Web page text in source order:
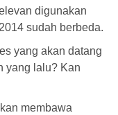
digunakan
sudah berbeda.
yang akan datang
yang lalu? Kan
membawa